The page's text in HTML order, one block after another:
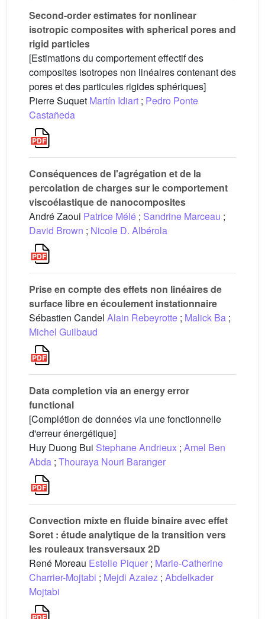
Second-order estimates for nonlinear
isotropic composites with spherical pores and
rigid particles
[Estimations du comportement effectif des
composites isotropes non linéaires contenant des
pores et des particules rigides sphériques]
Pierre Suquet Martín Idiart ; Pedro Ponte
Castañeda
Conséquences de l'agrégation et de la
percolation de charges sur le comportement
viscoélastique de nanocomposites
André Zaoui Patrice Mélé ; Sandrine Marceau ;
David Brown ; Nicole D. Albérola
Prise en compte des effets non linéaires de
surface libre en écoulement instationnaire
Sébastien Candel Alain Rebeyrotte ; Malick Ba ;
Michel Guilbaud
Data completion via an energy error
functional
[Complétion de données via une fonctionnelle
d'erreur énergétique]
Huy Duong Bui Stephane Andrieux ; Amel Ben
Abda ; Thouraya Nouri Baranger
Convection mixte en fluide binaire avec effet
Soret : étude analytique de la transition vers
les rouleaux transversaux 2D
René Moreau Estelle Piquer ; Marie-Catherine
Charrier-Mojtabi ; Mejdi Azaiez ; Abdelkader
Mojtabi